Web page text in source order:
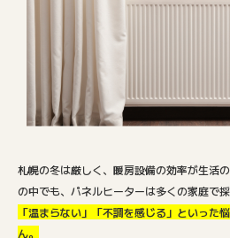
札幌の冬は厳しく、暖房設備の効率が生活
の中でも、パネルヒーターは多くの家庭で
「温まらない」「不調を感じる」といった
ん。